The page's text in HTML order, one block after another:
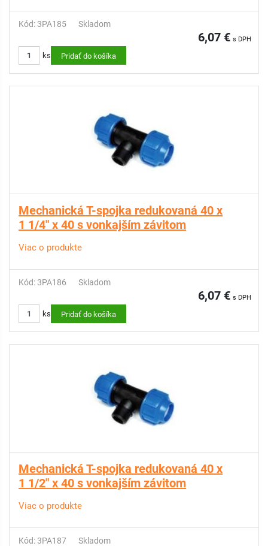
Kód: 3PA185 Skladom
6,07 € s DPH
ks Pridať do košíka
Mechanická T-spojka redukovaná 40 x
1 1/4" x 40 s vonkajším závitom
Viac o produkte
Kód: 3PA186 Skladom
6,07 € s DPH
ks Pridať do košíka
Mechanická T-spojka redukovaná 40 x
1 1/2" x 40 s vonkajším závitom
Viac o produkte
Kód: 3PA187 Skladom